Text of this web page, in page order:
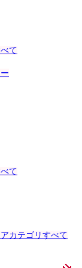
て
て
カテゴリすべて